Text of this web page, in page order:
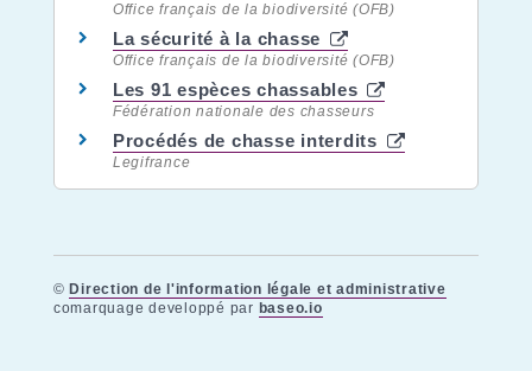
Office français de la biodiversité (OFB)
La sécurité à la chasse
Office français de la biodiversité (OFB)
Les 91 espèces chassables
Fédération nationale des chasseurs
Procédés de chasse interdits
Legifrance
© Direction de l'information légale et administrative
comarquage developpé par baseo.io